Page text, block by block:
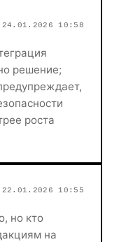
24.01.2026 10:58
решение;
роста
22.01.2026 10:55
но кто
на